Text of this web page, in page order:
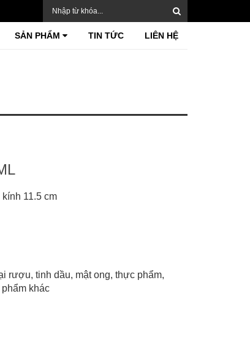
SẢN PHẨM TIN TỨC LIÊN HỆ
11.5 cm
rượu, tinh dầu, mật ong, thực phẩm,
khác